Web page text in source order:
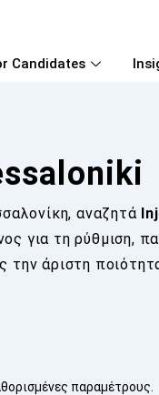
Candidates
αναζητά
για τη ρύθμιση,
την άριστη
παραμέτρους.